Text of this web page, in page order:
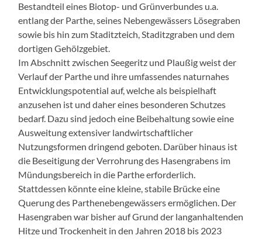
Bestandteil eines Biotop- und Grünverbundes u.a.
entlang der Parthe, seines Nebengewässers Lösegraben
sowie bis hin zum Staditzteich, Staditzgraben und dem
dortigen Gehölzgebiet.
Im Abschnitt zwischen Seegeritz und Plaußig weist der
Verlauf der Parthe und ihre umfassendes naturnahes
Entwicklungspotential auf, welche als beispielhaft
anzusehen ist und daher eines besonderen Schutzes
bedarf. Dazu sind jedoch eine Beibehaltung sowie eine
Ausweitung extensiver landwirtschaftlicher
Nutzungsformen dringend geboten. Darüber hinaus ist
die Beseitigung der Verrohrung des Hasengrabens im
Mündungsbereich in die Parthe erforderlich.
Stattdessen könnte eine kleine, stabile Brücke eine
Querung des Parthenebengewässers ermöglichen. Der
Hasengraben war bisher auf Grund der langanhaltenden
Hitze und Trockenheit in den Jahren 2018 bis 2023